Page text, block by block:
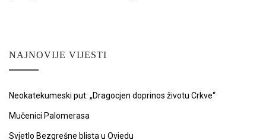
NAJNOVIJE VIJESTI
Neokatekumeski put: „Dragocjen doprinos životu Crkve“
Mučenici Palomerasa
Svjetlo Bezgrešne blista u Oviedu